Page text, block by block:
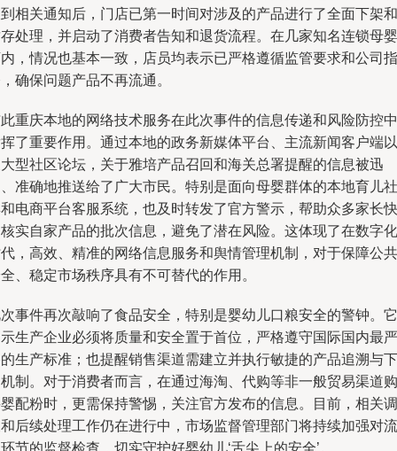
相关通知后，门店已第一时间对涉及的产品进行了全面下架和
处理，并启动了消费者告知和退货流程。在几家知名连锁母婴
，情况也基本一致，店员均表示已严格遵循监管要求和公司指
确保问题产品不再流通。
重庆本地的网络技术服务在此次事件的信息传递和风险防控中
了重要作用。通过本地的政务新媒体平台、主流新闻客户端以
型社区论坛，关于雅培产品召回和海关总署提醒的信息被迅
准确地推送给了广大市民。特别是面向母婴群体的本地育儿社
电商平台客服系统，也及时转发了官方警示，帮助众多家长快
实自家产品的批次信息，避免了潜在风险。这体现了在数字化
，高效、精准的网络信息服务和舆情管理机制，对于保障公共
、稳定市场秩序具有不可替代的作用。
事件再次敲响了食品安全，特别是婴幼儿口粮安全的警钟。它
生产企业必须将质量和安全置于首位，严格遵守国际国内最严
生产标准；也提醒销售渠道需建立并执行敏捷的产品追溯与下
制。对于消费者而言，在通过海淘、代购等非一般贸易渠道购
配粉时，更需保持警惕，关注官方发布的信息。目前，相关调
后续处理工作仍在进行中，市场监督管理部门将持续加强对流
节的监督检查，切实守护好婴幼儿‘舌尖上的安全’。